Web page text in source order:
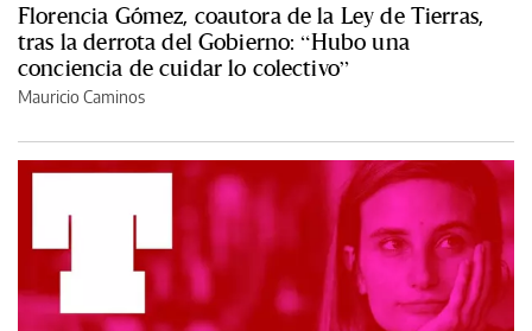
Florencia Gómez, coautora de la Ley de Tierras,
tras la derrota del Gobierno: “Hubo una
conciencia de cuidar lo colectivo”
Mauricio Caminos